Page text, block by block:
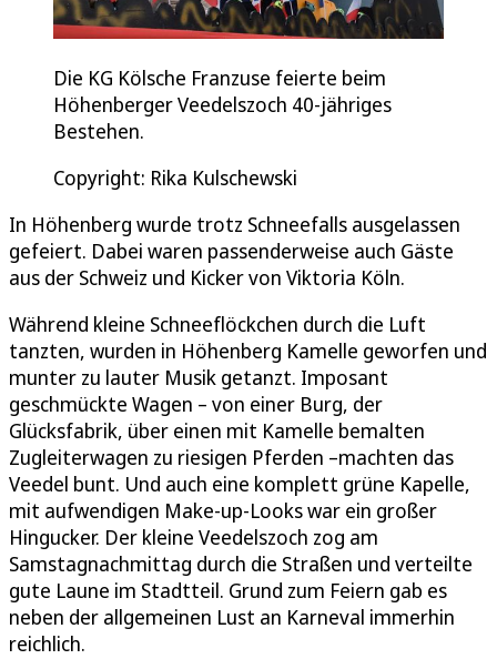
Die KG Kölsche Franzuse feierte beim
Höhenberger Veedelszoch 40-jähriges
Bestehen.
Copyright: Rika Kulschewski
In Höhenberg wurde trotz Schneefalls ausgelassen
gefeiert. Dabei waren passenderweise auch Gäste
aus der Schweiz und Kicker von Viktoria Köln.
Während kleine Schneeflöckchen durch die Luft
tanzten, wurden in Höhenberg Kamelle geworfen und
munter zu lauter Musik getanzt. Imposant
geschmückte Wagen – von einer Burg, der
Glücksfabrik, über einen mit Kamelle bemalten
Zugleiterwagen zu riesigen Pferden –machten das
Veedel bunt. Und auch eine komplett grüne Kapelle,
mit aufwendigen Make-up-Looks war ein großer
Hingucker. Der kleine Veedelszoch zog am
Samstagnachmittag durch die Straßen und verteilte
gute Laune im Stadtteil. Grund zum Feiern gab es
neben der allgemeinen Lust an Karneval immerhin
reichlich.